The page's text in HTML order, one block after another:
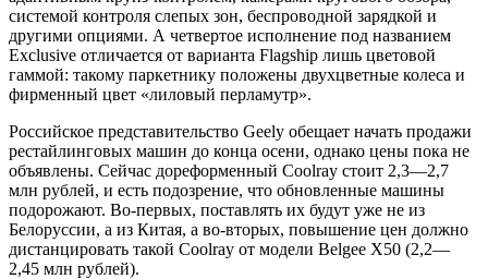
системой контроля слепых зон, беспроводной зарядкой и
другими опциями. А четвертое исполнение под названием
Exclusive отличается от варианта Flagship лишь цветовой
гаммой: такому паркетнику положены двухцветные колеса и
фирменный цвет «лиловый перламутр».
Российское представительство Geely обещает начать продажи
рестайлинговых машин до конца осени, однако цены пока не
объявлены. Сейчас дореформенный Coolray стоит 2,3—2,7
млн рублей, и есть подозрение, что обновленные машины
подорожают. Во-первых, поставлять их будут уже не из
Белоруссии, а из Китая, а во-вторых, повышение цен должно
дистанцировать такой Coolray от модели Belgee X50 (2,2—
2,45 млн рублей).